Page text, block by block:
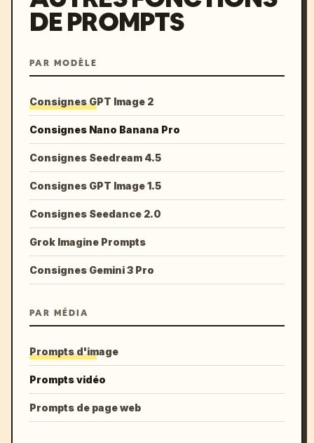
DE PROMPTS
PAR MODÈLE
Consignes GPT Image 2
Consignes Nano Banana Pro
Consignes Seedream 4.5
Consignes GPT Image 1.5
Consignes Seedance 2.0
Grok Imagine Prompts
Consignes Gemini 3 Pro
PAR MÉDIA
Prompts d'image
Prompts vidéo
Prompts de page web